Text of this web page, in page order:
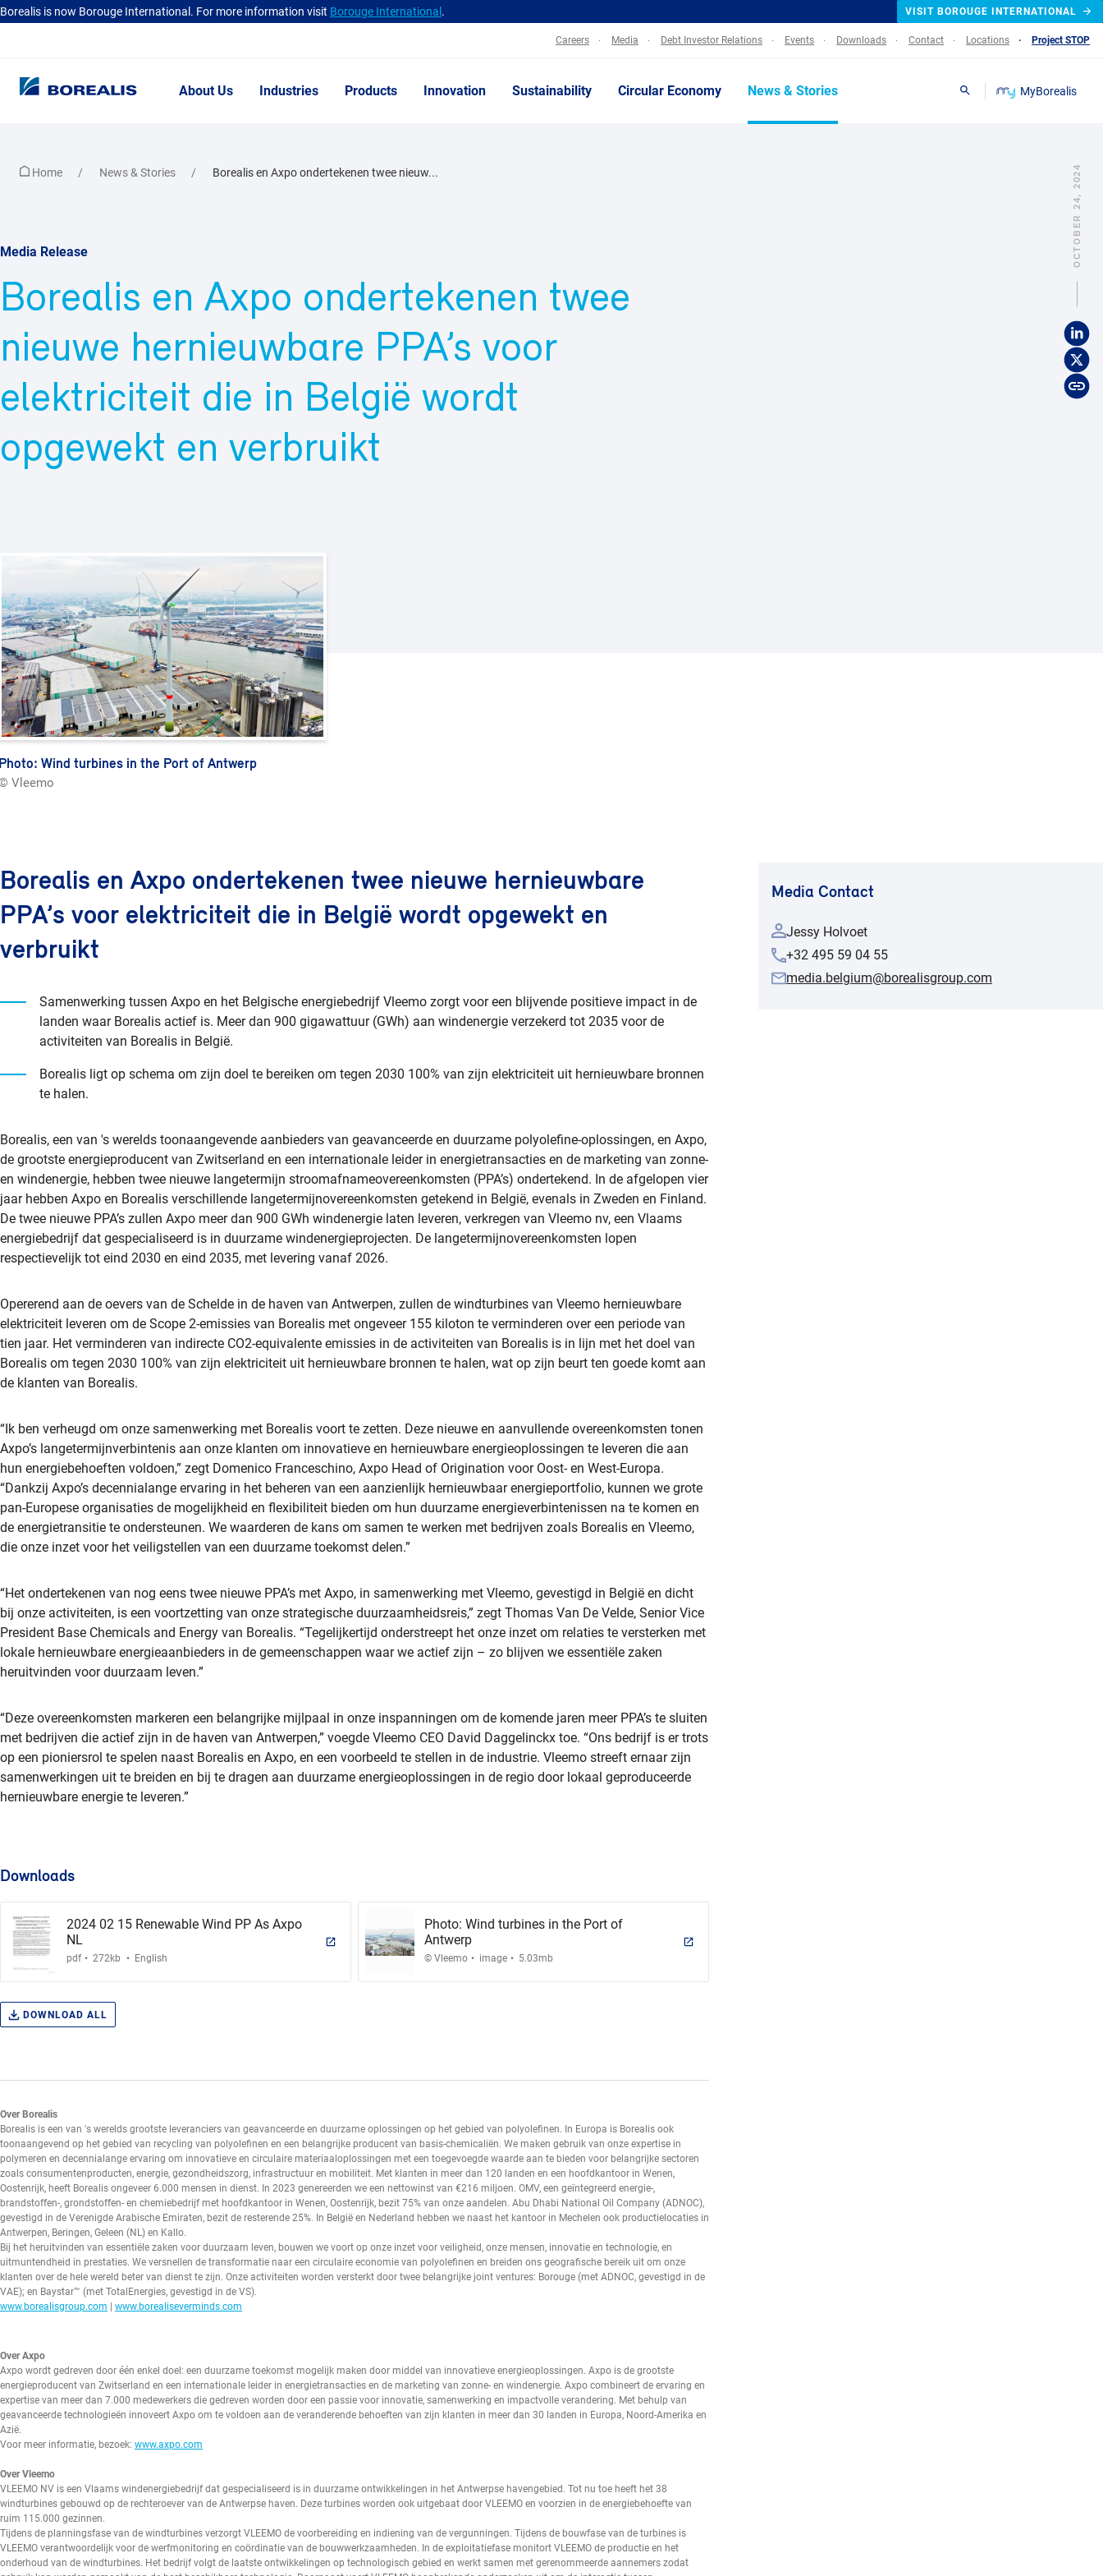
Borealis is now Borouge International. For more information visit Borouge International. VISIT BOROUGE INTERNATIONAL
Careers Media Debt Investor Relations Events Downloads Contact Locations Project STOP
About Us Industries Products Innovation Sustainability Circular Economy News & Stories Search MyBorealis
OCTOBER 24, 2024
Media Release
Borealis en Axpo ondertekenen twee
nieuwe hernieuwbare PPA’s voor
elektriciteit die in België wordt
opgewekt en verbruikt
Home News & Stories Borealis en Axpo ondertekenen twee nieuw...
Wind turbines in the Port of Antwerp
Vleemo
Borealis en Axpo ondertekenen twee nieuwe hernieuwbare
PPA’s voor elektriciteit die in België wordt opgewekt en
verbruikt
Samenwerking tussen Axpo en het Belgische energiebedrijf Vleemo zorgt voor een blijvende positieve impact in de
landen waar Borealis actief is. Meer dan 900 gigawattuur (GWh) aan windenergie verzekerd tot 2035 voor de
activiteiten van Borealis in België.
Borealis ligt op schema om zijn doel te bereiken om tegen 2030 100% van zijn elektriciteit uit hernieuwbare bronnen
te halen.
Borealis, een van 's werelds toonaangevende aanbieders van geavanceerde en duurzame polyolefine-oplossingen, en Axpo,
de grootste energieproducent van Zwitserland en een internationale leider in energietransacties en de marketing van zonne-
en windenergie, hebben twee nieuwe langetermijn stroomafnameovereenkomsten (PPA’s) ondertekend. In de afgelopen vier
jaar hebben Axpo en Borealis verschillende langetermijnovereenkomsten getekend in België, evenals in Zweden en Finland.
De twee nieuwe PPA’s zullen Axpo meer dan 900 GWh windenergie laten leveren, verkregen van Vleemo nv, een Vlaams
energiebedrijf dat gespecialiseerd is in duurzame windenergieprojecten. De langetermijnovereenkomsten lopen
respectievelijk tot eind 2030 en eind 2035, met levering vanaf 2026.
Opererend aan de oevers van de Schelde in de haven van Antwerpen, zullen de windturbines van Vleemo hernieuwbare
elektriciteit leveren om de Scope 2-emissies van Borealis met ongeveer 155 kiloton te verminderen over een periode van
tien jaar. Het verminderen van indirecte CO2-equivalente emissies in de activiteiten van Borealis is in lijn met het doel van
Borealis om tegen 2030 100% van zijn elektriciteit uit hernieuwbare bronnen te halen, wat op zijn beurt ten goede komt aan
de klanten van Borealis.
“Ik ben verheugd om onze samenwerking met Borealis voort te zetten. Deze nieuwe en aanvullende overeenkomsten tonen
Axpo’s langetermijnverbintenis aan onze klanten om innovatieve en hernieuwbare energieoplossingen te leveren die aan
hun energiebehoeften voldoen,” zegt Domenico Franceschino, Axpo Head of Origination voor Oost- en West-Europa.
“Dankzij Axpo’s decennialange ervaring in het beheren van een aanzienlijk hernieuwbaar energieportfolio, kunnen we grote
pan-Europese organisaties de mogelijkheid en flexibiliteit bieden om hun duurzame energieverbintenissen na te komen en
de energietransitie te ondersteunen. We waarderen de kans om samen te werken met bedrijven zoals Borealis en Vleemo,
die onze inzet voor het veiligstellen van een duurzame toekomst delen.”
“Het ondertekenen van nog eens twee nieuwe PPA’s met Axpo, in samenwerking met Vleemo, gevestigd in België en dicht
bij onze activiteiten, is een voortzetting van onze strategische duurzaamheidsreis,” zegt Thomas Van De Velde, Senior Vice
President Base Chemicals and Energy van Borealis. “Tegelijkertijd onderstreept het onze inzet om relaties te versterken met
lokale hernieuwbare energieaanbieders in de gemeenschappen waar we actief zijn – zo blijven we essentiële zaken
heruitvinden voor duurzaam leven.”
“Deze overeenkomsten markeren een belangrijke mijlpaal in onze inspanningen om de komende jaren meer PPA’s te sluiten
met bedrijven die actief zijn in de haven van Antwerpen,” voegde Vleemo CEO David Daggelinckx toe. “Ons bedrijf is er trots
op een pioniersrol te spelen naast Borealis en Axpo, en een voorbeeld te stellen in de industrie. Vleemo streeft ernaar zijn
samenwerkingen uit te breiden en bij te dragen aan duurzame energieoplossingen in de regio door lokaal geproduceerde
hernieuwbare energie te leveren.”
Downloads
2024 02 15 Renewable Wind PP As Axpo
NL
pdf . 272kb . English
Photo: Wind turbines in the Port of
Antwerp
© Vleemo . image . 5.03mb
DOWNLOAD ALL
Over Borealis
Borealis is een van 's werelds grootste leveranciers van geavanceerde en duurzame oplossingen op het gebied van polyolefinen. In Europa is Borealis ook
toonaangevend op het gebied van recycling van polyolefinen en een belangrijke producent van basis-chemicaliën. We maken gebruik van onze expertise in
polymeren en decennialange ervaring om innovatieve en circulaire materiaaloplossingen met een toegevoegde waarde aan te bieden voor belangrijke sectoren
zoals consumentenproducten, energie, gezondheidszorg, infrastructuur en mobiliteit. Met klanten in meer dan 120 landen en een hoofdkantoor in Wenen,
Oostenrijk, heeft Borealis ongeveer 6.000 mensen in dienst. In 2023 genereerden we een nettowinst van €216 miljoen. OMV, een geïntegreerd energie-,
brandstoffen-, grondstoffen- en chemiebedrijf met hoofdkantoor in Wenen, Oostenrijk, bezit 75% van onze aandelen. Abu Dhabi National Oil Company (ADNOC),
gevestigd in de Verenigde Arabische Emiraten, bezit de resterende 25%. In België en Nederland hebben we naast het kantoor in Mechelen ook productielocaties in
Antwerpen, Beringen, Geleen (NL) en Kallo.
Bij het heruitvinden van essentiële zaken voor duurzaam leven, bouwen we voort op onze inzet voor veiligheid, onze mensen, innovatie en technologie, en
uitmuntendheid in prestaties. We versnellen de transformatie naar een circulaire economie van polyolefinen en breiden ons geografische bereik uit om onze
klanten over de hele wereld beter van dienst te zijn. Onze activiteiten worden versterkt door twee belangrijke joint ventures: Borouge (met ADNOC, gevestigd in de
VAE); en Baystar™ (met TotalEnergies, gevestigd in de VS).
www.borealisgroup.com
www.borealiseverminds.com
Over Axpo
Axpo wordt gedreven door één enkel doel: een duurzame toekomst mogelijk maken door middel van innovatieve energieoplossingen. Axpo is de grootste
energieproducent van Zwitserland en een internationale leider in energietransacties en de marketing van zonne- en windenergie. Axpo combineert de ervaring en
expertise van meer dan 7.000 medewerkers die gedreven worden door een passie voor innovatie, samenwerking en impactvolle verandering. Met behulp van
geavanceerde technologieën innoveert Axpo om te voldoen aan de veranderende behoeften van zijn klanten in meer dan 30 landen in Europa, Noord-Amerika en
Azië.
Voor meer informatie, bezoek: www.axpo.com
Over Vleemo
VLEEMO NV is een Vlaams windenergiebedrijf dat gespecialiseerd is in duurzame ontwikkelingen in het Antwerpse havengebied. Tot nu toe heeft het 38
windturbines gebouwd op de rechteroever van de Antwerpse haven. Deze turbines worden ook uitgebaat door VLEEMO en voorzien in de energiebehoefte van
ruim 115.000 gezinnen.
Tijdens de planningsfase van de windturbines verzorgt VLEEMO de voorbereiding en indiening van de vergunningen. Tijdens de bouwfase van de turbines is
VLEEMO verantwoordelijk voor de werfmonitoring en coördinatie van de bouwwerkzaamheden. In de exploitatiefase monitort VLEEMO de productie en het
onderhoud van de windturbines. Het bedrijf volgt de laatste ontwikkelingen op technologisch gebied en werkt samen met gerenommeerde aannemers zodat
Media Contact
Jessy Holvoet
+32 495 59 04 55
media.belgium@borealisgroup.com